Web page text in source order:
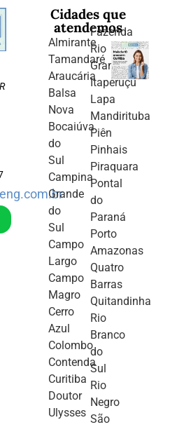
Cidades que
atendemos
Almirante
Tamandaré
Araucária
Balsa
Nova
Bocaiúva
do
Sul
Campina
Grande
do
Sul
Campo
Largo
Campo
Magro
Cerro
Azul
Colombo
Contenda
Curitiba
Doutor
Ulysses
Fazenda
Rio
Grande
Itaperuçu
Lapa
Mandirituba
Piên
Pinhais
Piraquara
Pontal
do
Paraná
Porto
Amazonas
Quatro
Barras
Quitandinha
Rio
Branco
do
Sul
Rio
Negro
São